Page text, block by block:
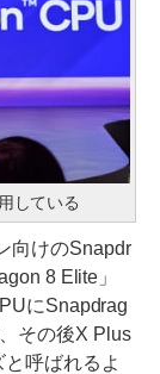
している
向けのSnapdr
8 Elite」
にSnapdrag
その後X Plus
呼ばれるよ